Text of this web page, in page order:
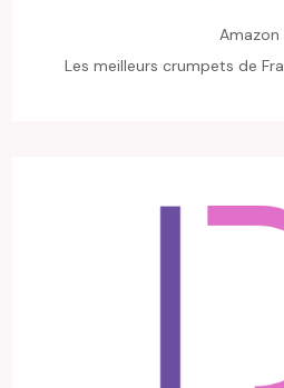
Amazon
Les meilleurs crumpets de